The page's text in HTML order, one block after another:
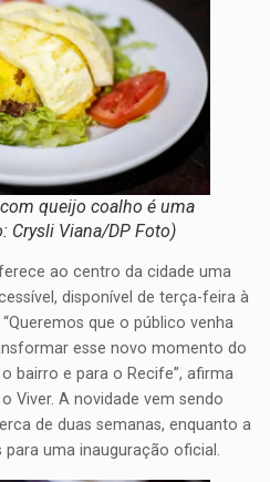
queijo coalho é uma
Crysli Viana/DP Foto)
ao centro da cidade uma
disponível de terça-feira à
que o público venha
esse novo momento do
bairro e para o Recife”, afirma
Viver. A novidade vem sendo
de duas semanas, enquanto a
uma inauguração oficial.